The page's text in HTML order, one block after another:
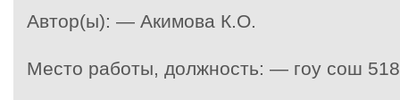
Автор(ы): — Акимова К.О.
Место работы, должность: — гоу сош 518